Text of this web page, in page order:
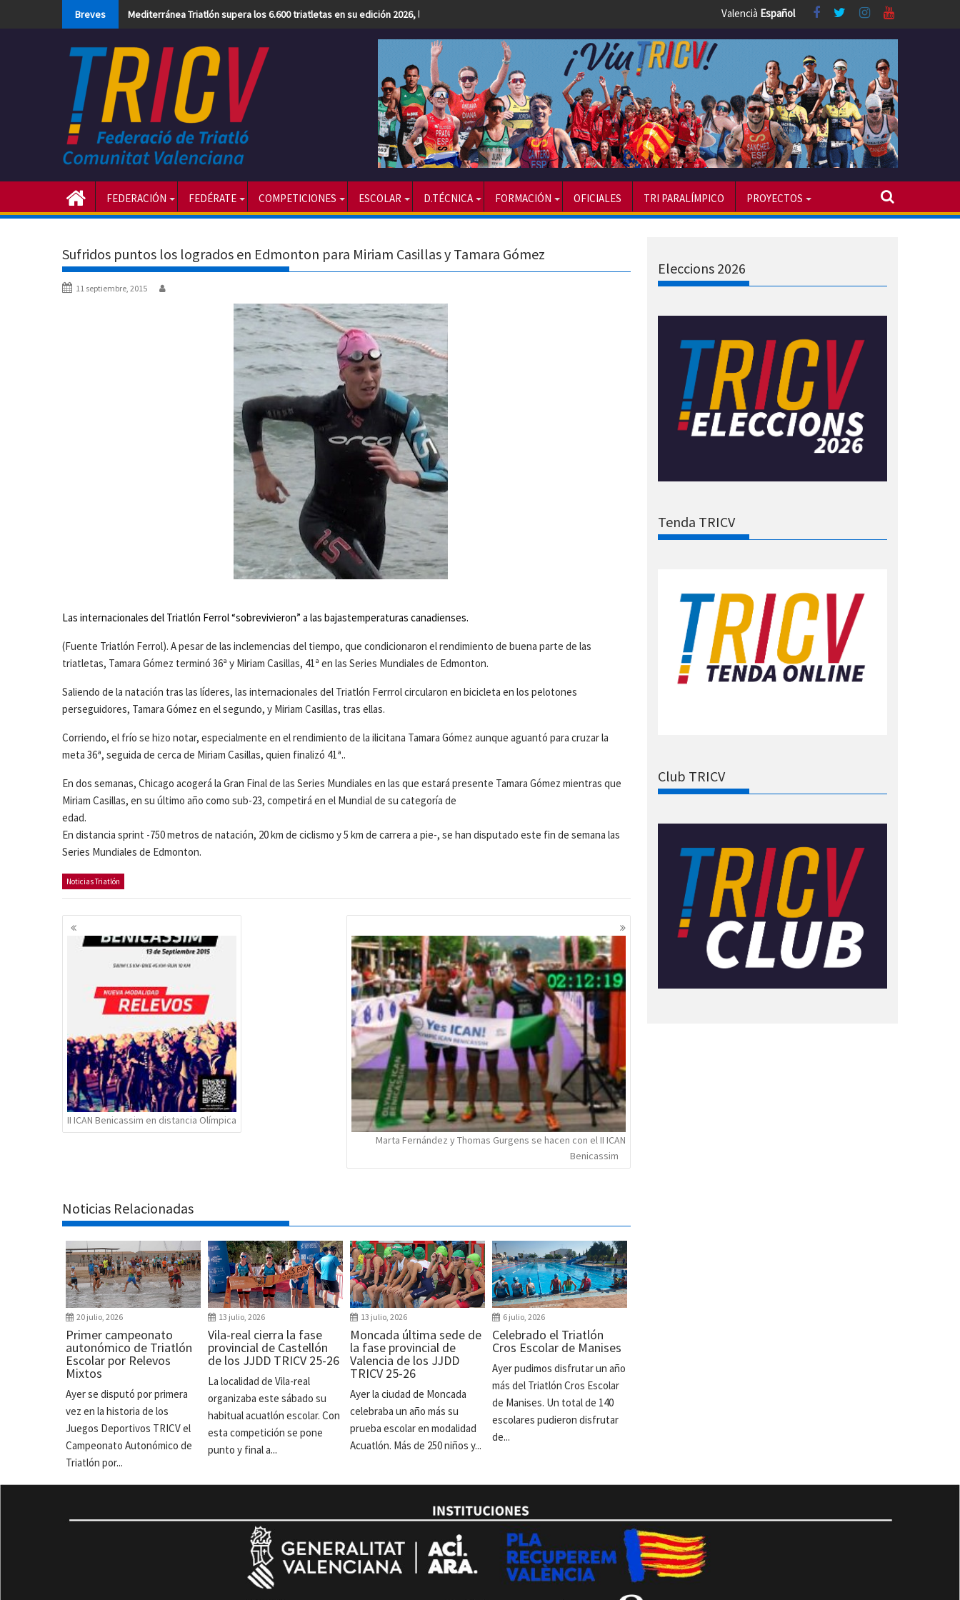
Breves Mediterránea Triatlón supera los 6.600 triatletas en su edición 2026, la más numerosa hasta la fecha Valencià Español
FEDERACIÓN FEDÉRATE COMPETICIONES ESCOLAR D.TÉCNICA FORMACIÓN OFICIALES TRI PARALÍMPICO PROYECTOS
Sufridos puntos los logrados en Edmonton para Miriam Casillas y Tamara Gómez
11 septiembre, 2015
Las internacionales del Triatlón Ferrol “sobrevivieron” a las bajastemperaturas canadienses.
(Fuente Triatlón Ferrol). A pesar de las inclemencias del tiempo, que condicionaron el rendimiento de buena parte de las
triatletas, Tamara Gómez terminó 36ª y Miriam Casillas, 41ª en las Series Mundiales de Edmonton.
Saliendo de la natación tras las líderes, las internacionales del Triatlón Ferrrol circularon en bicicleta en los pelotones
perseguidores, Tamara Gómez en el segundo, y Miriam Casillas, tras ellas.
Corriendo, el frío se hizo notar, especialmente en el rendimiento de la ilicitana Tamara Gómez aunque aguantó para cruzar la
meta 36ª, seguida de cerca de Miriam Casillas, quien finalizó 41ª..
En dos semanas, Chicago acogerá la Gran Final de las Series Mundiales en las que estará presente Tamara Gómez mientras que
Miriam Casillas, en su último año como sub-23, competirá en el Mundial de su categoría de
edad.
En distancia sprint -750 metros de natación, 20 km de ciclismo y 5 km de carrera a pie-, se han disputado este fin de semana las
Series Mundiales de Edmonton.
Noticias Triatlón
Navegación
II ICAN Benicassim en distancia Olímpica
Marta Fernández y Thomas Gurgens se hacen con el II ICAN
Benicassim
Noticias Relacionadas
20 julio, 2026
Primer campeonato
autonómico de Triatlón
Escolar por Relevos
Mixtos
Ayer se disputó por primera
vez en la historia de los
Juegos Deportivos TRICV el
Campeonato Autonómico de
Triatlón por...
13 julio, 2026
Vila-real cierra la fase
provincial de Castellón
de los JJDD TRICV 25-26
La localidad de Vila-real
organizaba este sábado su
habitual acuatlón escolar. Con
esta competición se pone
punto y final a...
13 julio, 2026
Moncada última sede de
la fase provincial de
Valencia de los JJDD
TRICV 25-26
Ayer la ciudad de Moncada
celebraba un año más su
prueba escolar en modalidad
Acuatlón. Más de 250 niños y...
6 julio, 2026
Celebrado el Triatlón
Cros Escolar de Manises
Ayer pudimos disfrutar un año
más del Triatlón Cros Escolar
de Manises. Un total de 140
escolares pudieron disfrutar
de...
Eleccions 2026
Tenda TRICV
Club TRICV